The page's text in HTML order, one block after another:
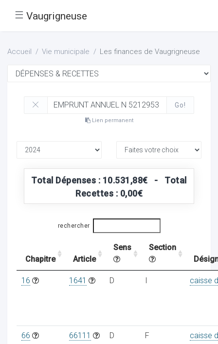
☰ Vaugrigneuse
Accueil Vie municipale Les finances de Vaugrigneuse
Go!
Lien permanent
Total Dépenses : 10.531,88€ - Total
Recettes : 0,00€
rechercher
Chapitre Article
Sens
Section
16 1641 D I caisse
66 66111 D F caisse